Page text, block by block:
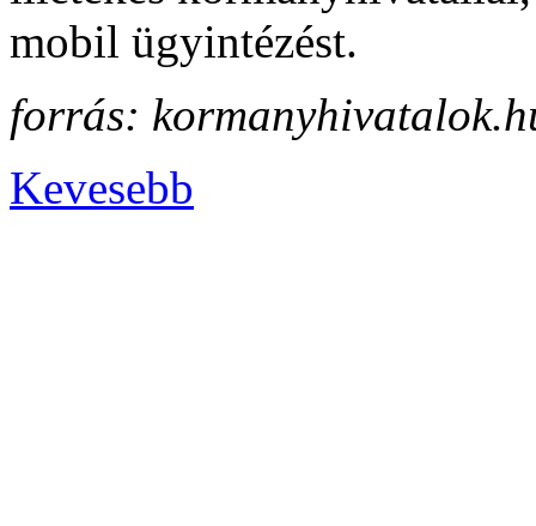
mobil ügyintézést.
forrás:
Kevesebb